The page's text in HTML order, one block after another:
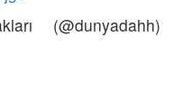
(@dunyadahh)